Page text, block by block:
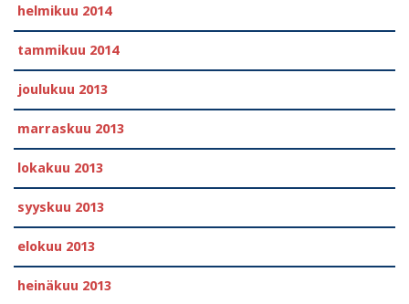
helmikuu 2014
tammikuu 2014
joulukuu 2013
marraskuu 2013
lokakuu 2013
syyskuu 2013
elokuu 2013
heinäkuu 2013